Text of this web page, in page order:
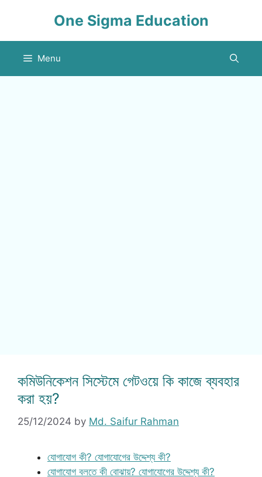
One Sigma Education
Menu
কমিউনিকেশন সিস্টেমে গেটওয়ে কি কাজে ব্যবহার
করা হয়?
25/12/2024 by Md. Saifur Rahman
যোগাযোগ কী? যোগাযোগের উদ্দেশ্য কী?
যোগাযোগ বলতে কী বোঝায়? যোগাযোগের উদ্দেশ্য কী?